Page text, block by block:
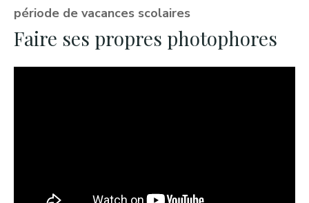
période de vacances scolaires
Faire ses propres photophores